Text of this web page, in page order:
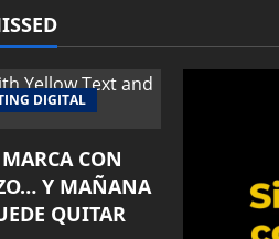
DIGITAL
CON
Y MAÑANA
QUITAR